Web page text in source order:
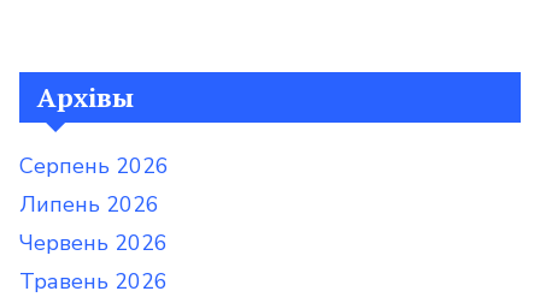
Архівы
Серпень 2026
Липень 2026
Червень 2026
Травень 2026